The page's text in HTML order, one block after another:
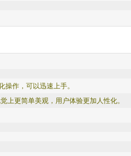
操作，可以迅速上手。
上更简单美观，用户体验更加人性化。